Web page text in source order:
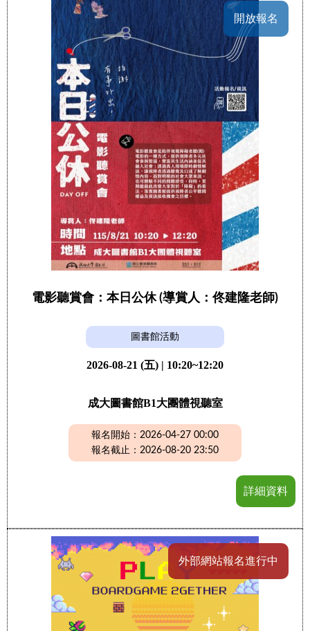
開放報名
電影聽賞會：本日公休 (導賞人：佟建隆老師)
圖書館活動
2026-08-21 (五) | 10:20~12:20
成大圖書館B1大團體視聽室
報名開始：2026-04-27 00:00
報名截止：2026-08-20 23:50
詳細資料
外部網站報名進行中